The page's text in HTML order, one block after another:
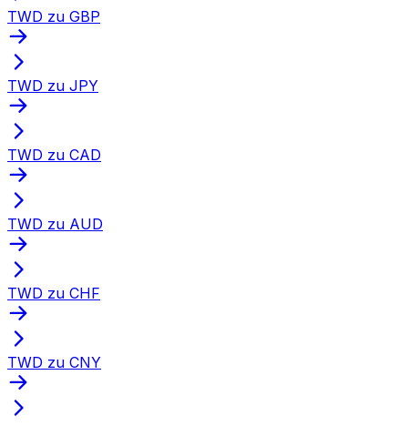
TWD zu GBP
TWD zu JPY
TWD zu CAD
TWD zu AUD
TWD zu CHF
TWD zu CNY